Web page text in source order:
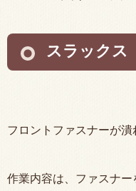
スラック
フロントファスナーが潰
作業内容は、ファスナ